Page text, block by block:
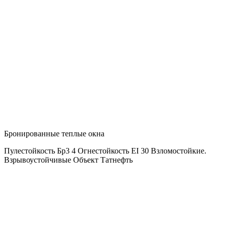
Бронированные теплые окна
Пулестойкость Бр3 4 Огнестойкость ЕI 30 Взломостойкие.
Взрывоустойчивые Объект Татнефть